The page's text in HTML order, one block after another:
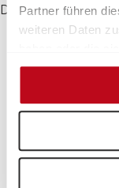
Partner führen
weiteren Daten
gesammelt haben.
Die BAG fordert
mehr
bessere
den Ausbau
eine stärkere